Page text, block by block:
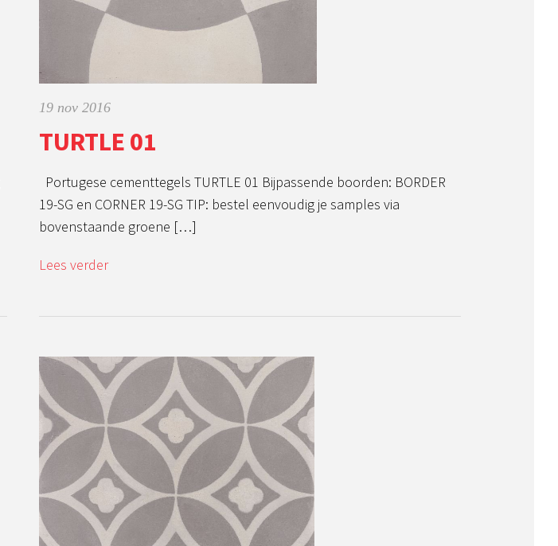
19 nov 2016
TURTLE 01
Portugese cementtegels TURTLE 01 Bijpassende boorden: BORDER
19-SG en CORNER 19-SG TIP: bestel eenvoudig je samples via
bovenstaande groene […]
Lees verder